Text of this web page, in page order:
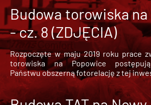
Budowa torowiska
- cz. 8 (ZDJĘCIA)
Rozpoczęte w maju 2019 roku prace
torowiska na Popowice
Państwu obszerną fotorelację z tej